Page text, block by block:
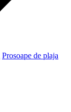
Prosoape de plaja